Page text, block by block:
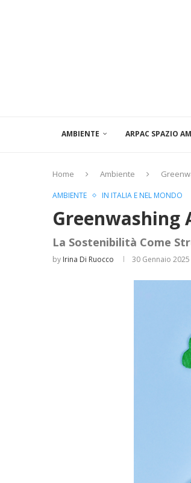
AMBIENTE ARPAC SPAZIO
Home Ambiente
AMBIENTE IN ITALIA E NEL MONDO
La Sostenibilità Come
by Irina Di Ruocco 30 Gennaio 2025